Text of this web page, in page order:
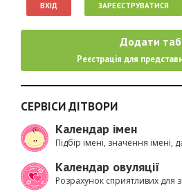
ВХІД ЗАРЕЄСТРУВАТИСЯ
Додати
Реєстрація для
СЕРВІСИ ДІТВОРИ
Календар імен
Підбір імені, значення імені,
Календар овуляції
Розрахунок сприятливих для